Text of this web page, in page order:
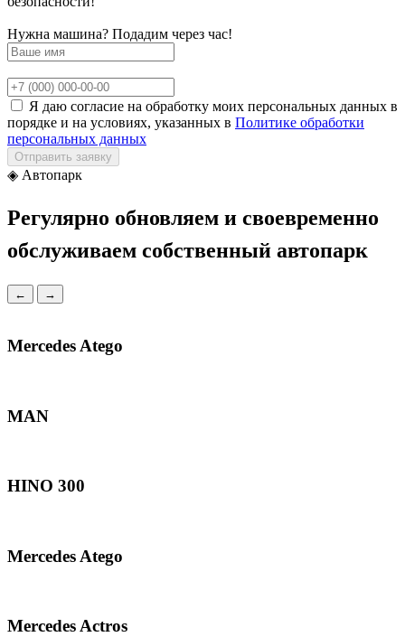
Нужна машина? Подадим через час!
Я даю согласие на обработку моих персональных данных в
порядке и на условиях, указанных в Политике обработки
персональных данных
Отправить заявку
◈ Автопарк
Регулярно обновляем и своевременно
обслуживаем собственный автопарк
← →
Mercedes Atego
MAN
HINO 300
Mercedes Atego
Mercedes Actros